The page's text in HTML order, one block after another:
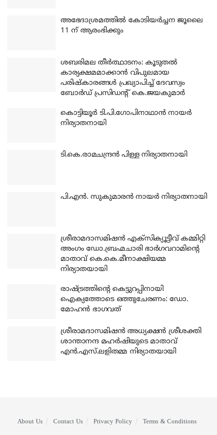
അഭേദാശ്രമത്തില്‍ കോടിയര്‍ച്ചന ജൂലൈ
11 ന് ആരംഭിക്കും
ശബരിമല തീര്‍ത്ഥാടനം: കൂടുതല്‍
കാര്യക്ഷമമാക്കാന്‍ വിപുലമായ
പരിഷ്‌കാരങ്ങള്‍ പ്രഖ്യാപിച്ച് ദേവസ്വം
ബോര്‍ഡ് പ്രസിഡന്റ് കെ.ജയകുമാര്‍
കൊട്ടിയൂര്‍ ടി.പി.ഗോപിനാഥാന്‍ നായര്‍
നിര്യാതനായി
ടി.കെ.രാമചന്ദ്രന്‍ പിള്ള നിര്യാതനായി
പി.എന്‍. സുകുമാരന്‍ നായര്‍ നിര്യാതനായി
ശ്രീരാമദാസമിഷന്‍ എക്‌സിക്യൂട്ടീവ് കമ്മിറ്റി
അംഗം ഡോ.ബ്രഹ്മചാരി ഭാര്‍ഗവറാമിന്റെ
മാതാവ് കെ.കെ.മീനാക്ഷിയമ്മ
നിര്യാതയായി
രാഷ്ട്രത്തിന്റെ കെട്ടുറപ്പിനായി
ഐക്യത്തോടെ ഒത്തുചേരണം: ഡോ.
മോഹന്‍ ഭാഗവത്
ശ്രീരാമദാസമിഷന്‍ അധ്യക്ഷന്‍ ശ്രീശക്തി
ശാന്താനന്ദ മഹര്‍ഷിയുടെ മാതാവ്
എന്‍.എസ്.ലളിതമ്മ നിര്യാതയായി
About Us Contact Us Privacy Policy Terms & Conditions